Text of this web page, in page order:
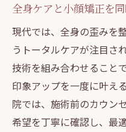
全身ケアと小顔矯正を
現代では、全身の歪みを
うトータルケアが注目さ
技術を組み合わせること
印象アップを一度に叶え
院では、施術前のカウン
希望を丁寧に確認し、最